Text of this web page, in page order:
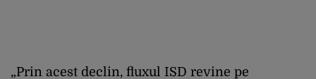
„Prin acest declin, fluxul ISD revine pe